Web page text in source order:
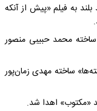
به فیلم «پیش از آنکه
ساخته محمد حبیبی منصور
ساخته مهدی زمان‌پور
«مکتوب» اهدا شد.